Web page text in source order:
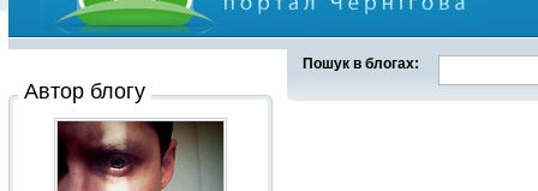
Пошук в блогах:
Автор блогу